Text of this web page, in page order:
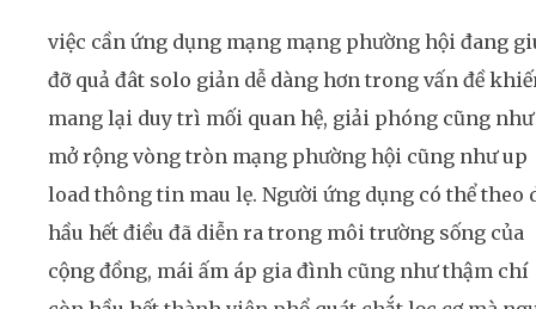
việc cần ứng dụng mạng mạng phường hội đang
đỡ quả đât solo giản dễ dàng hơn trong vấn đề
mang lại duy trì mối quan hệ, giải phóng cũng như
mở rộng vòng tròn mạng phường hội cũng như up
load thông tin mau lẹ. Người ứng dụng có thể theo
hầu hết điều đã diễn ra trong môi trường sống của
cộng đồng, mái ấm áp gia đình cũng như thậm chí